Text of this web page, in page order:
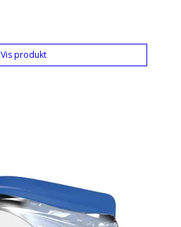
Vis produkt